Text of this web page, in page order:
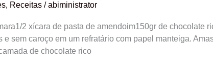
, Receitas/abiministrator
2 xícara de pasta de amendoim150gr de chocolate
e sem caroço em um refratário com papel manteiga.
de chocolate rico